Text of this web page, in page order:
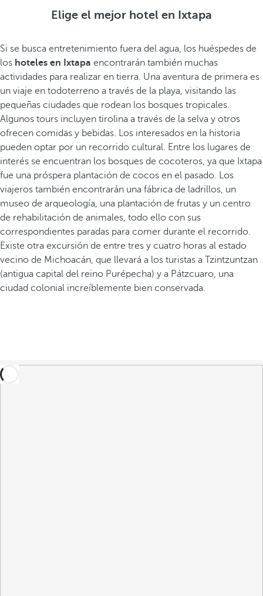
Elige el mejor hotel en Ixtapa
Si se busca entretenimiento fuera del agua, los huéspedes de
los hoteles en Ixtapa encontrarán también muchas
actividades para realizar en tierra. Una aventura de primera es
un viaje en todoterreno a través de la playa, visitando las
pequeñas ciudades que rodean los bosques tropicales.
Algunos tours incluyen tirolina a través de la selva y otros
ofrecen comidas y bebidas. Los interesados en la historia
pueden optar por un recorrido cultural. Entre los lugares de
interés se encuentran los bosques de cocoteros, ya que Ixtapa
fue una próspera plantación de cocos en el pasado. Los
viajeros también encontrarán una fábrica de ladrillos, un
museo de arqueología, una plantación de frutas y un centro
de rehabilitación de animales, todo ello con sus
correspondientes paradas para comer durante el recorrido.
Existe otra excursión de entre tres y cuatro horas al estado
vecino de Michoacán, que llevará a los turistas a Tzintzuntzan
(antigua capital del reino Purépecha) y a Pátzcuaro, una
ciudad colonial increíblemente bien conservada.